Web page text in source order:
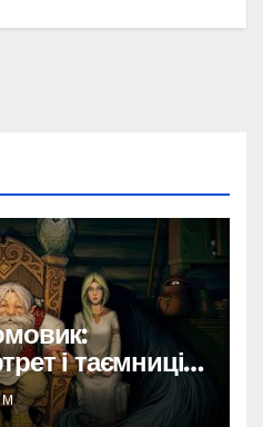
і таємниці